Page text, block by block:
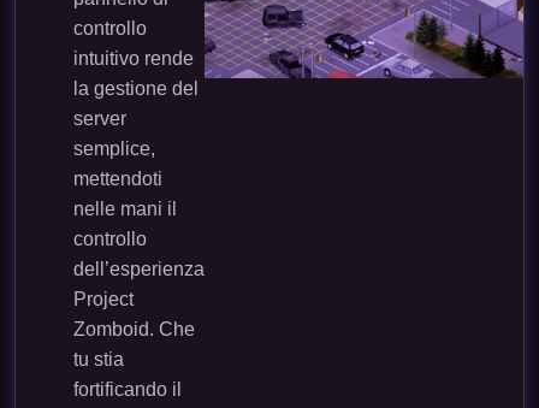
controllo
intuitivo rende
la gestione del
server
semplice,
mettendoti
nelle mani il
controllo
dell’esperienza
Project
Zomboid. Che
tu stia
fortificando il